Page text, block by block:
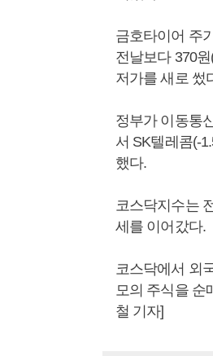
금호타이어 주
전날보다 370
저가를 새로 썼
정부가 이동통
서 SK텔레콤(-
했다.
코스닥지수는
세를 이어갔다.
코스닥에서 외
모의 주식을 순
철 기자]